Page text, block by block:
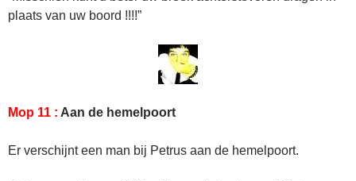
plaats van uw boord !!!!”
Mop 11 : Aan de hemelpoort
Er verschijnt een man bij Petrus aan de hemelpoort.